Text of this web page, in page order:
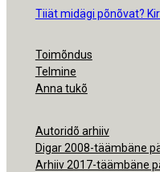
Tiiät midägi põnõvat?
Toimõndus
Telmine
Anna tukõ
Autoridõ arhiiv
Digar 2008-täämbäne
Arhiiv 2017-täämbäne